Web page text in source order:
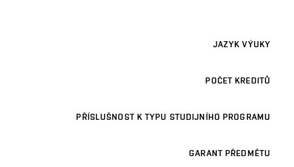
JAZYK VÝUKY
POČET KREDITŮ
PŘÍSLUŠNOST K TYPU STUDIJNÍHO PROGRAMU
GARANT PŘEDMĚTU